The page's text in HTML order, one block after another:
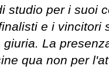
studio per i suoi
e i vincitori
La
qua non per